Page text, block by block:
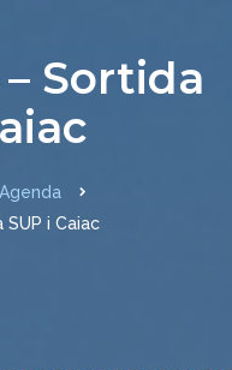
Sortida
Agenda
i Caiac